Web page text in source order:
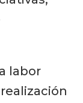
labor